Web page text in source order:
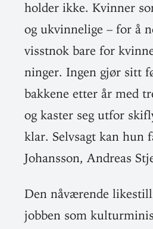
holder ikke. Kvinner
og ukvin­nelige – for å
visstnok bare for
ninger. Ingen gjør sitt
bakkene etter år med
og kaster seg utfor
klar. Selvsagt kan hun
Johansson, Andreas
Den nåvæ­rende
jobben som